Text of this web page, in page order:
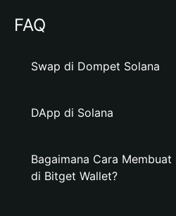
FAQ
Swap di Dompet Solana
DApp di Solana
Bagaimana Cara
di Bitget Wallet?